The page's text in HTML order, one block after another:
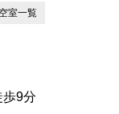
室一覧
歩9分